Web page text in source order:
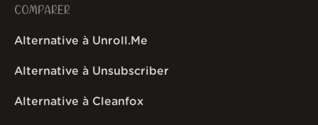
COMPARER
Alternative à Unroll.Me
Alternative à Unsubscriber
Alternative à Cleanfox